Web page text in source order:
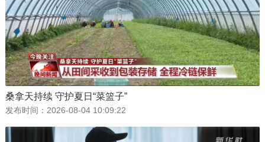
桑拿天持续 守护夏日“菜篮子”
发布时间： 2026-08-04 10:09:22